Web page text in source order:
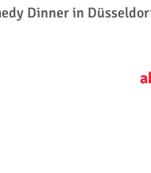
Dinner in